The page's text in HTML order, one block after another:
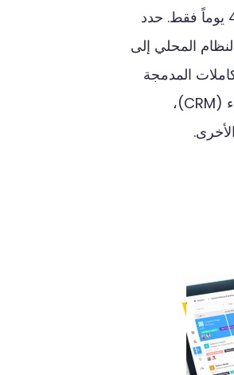
يوماً فقط. حدد
المحلي إلى
المدمجة
(CRM)
،
الأخرى.